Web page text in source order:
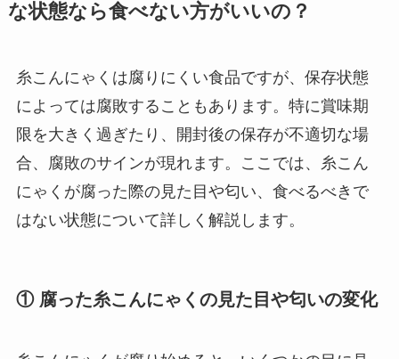
な状態なら食べない方がいいの？
糸こんにゃくは腐りにくい食品ですが、保存状態
によっては腐敗することもあります。特に賞味期
限を大きく過ぎたり、開封後の保存が不適切な場
合、腐敗のサインが現れます。ここでは、糸こん
にゃくが腐った際の見た目や匂い、食べるべきで
はない状態について詳しく解説します。
① 腐った糸こんにゃくの見た目や匂いの変化